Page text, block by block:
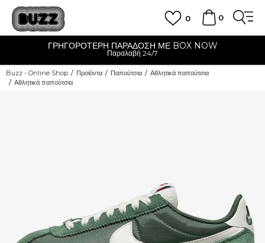
0
0
ΓΡΗΓΟΡΟΤΕΡΗ ΠΑΡΑΔΟΣΗ ΜΕ BOX NOW
Παραλαβή 24/7
Buzz - Online Shop Προϊόντα Παπούτσια
Αθλητικά παπούτσια
Αθλητικά παπούτσια